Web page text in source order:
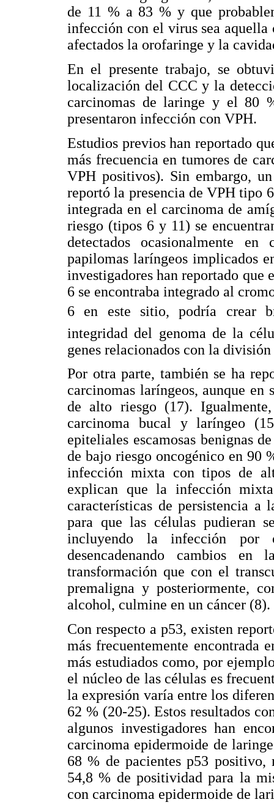
de 11 % a 83 % y que
infección con el virus sea aquella
afectados la orofaringe y la
En el presente trabajo, se
localización del CCC y la
carcinomas de laringe y el 80
presentaron infección con VPH.
Estudios previos han reportado
más frecuencia en tumores de
VPH positivos). Sin embargo,
reportó la presencia de VPH tipo
integrada en el carcinoma de
riesgo (tipos 6 y 11) se
detectados ocasionalmente
papilomas laríngeos implicados
investigadores han reportado
6 se encontraba integrado al
6 en este sitio, podría crear
integridad del genoma de la
genes relacionados con la
Por otra parte, también se ha
carcinomas laríngeos, aunque en
de alto riesgo (17).
carcinoma bucal y laríngeo
epiteliales escamosas benignas
de bajo riesgo oncogénico en 90
infección mixta con tipos de
explican que la infección
características de persistencia
para que las células pudieran
incluyendo la infección por
desencadenando cambios
transformación que con el
premaligna y posteriormente,
alcohol, culmine en un cáncer (8).
Con respecto a p53, existen
más frecuentemente encontrada
más estudiados como, por
el núcleo de las células es
la expresión varía entre los
62 % (20-25). Estos resultados
algunos investigadores han
carcinoma epidermoide de
68 % de pacientes p53 positivo,
54,8 % de positividad para la
con carcinoma epidermoide de